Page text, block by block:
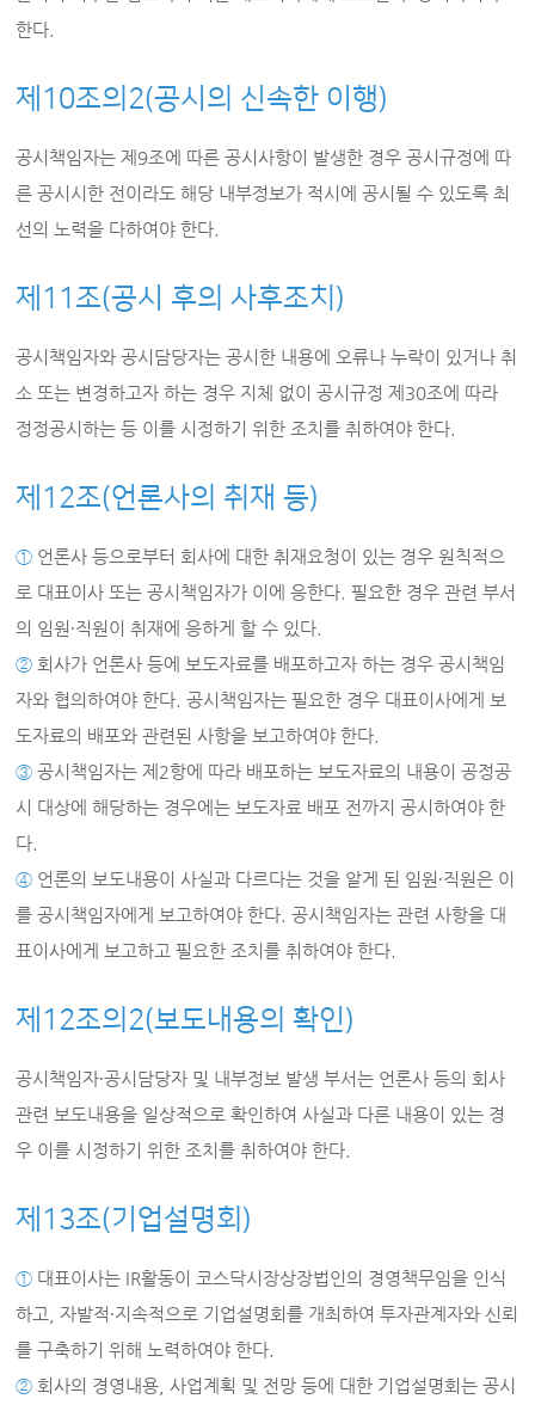
한다.
제10조의2(공시의 신속한 이행)
공시책임자는 제9조에 따른 공시사항이 발생한 경우 공시규정에 따
른 공시시한 전이라도 해당 내부정보가 적시에 공시될 수 있도록 최
선의 노력을 다하여야 한다.
제11조(공시 후의 사후조치)
공시책임자와 공시담당자는 공시한 내용에 오류나 누락이 있거나 취
소 또는 변경하고자 하는 경우 지체 없이 공시규정 제30조에 따라
정정공시하는 등 이를 시정하기 위한 조치를 취하여야 한다.
제12조(언론사의 취재 등)
① 언론사 등으로부터 회사에 대한 취재요청이 있는 경우 원칙적으
로 대표이사 또는 공시책임자가 이에 응한다. 필요한 경우 관련 부서
의 임원∙직원이 취재에 응하게 할 수 있다.
② 회사가 언론사 등에 보도자료를 배포하고자 하는 경우 공시책임
자와 협의하여야 한다. 공시책임자는 필요한 경우 대표이사에게 보
도자료의 배포와 관련된 사항을 보고하여야 한다.
③ 공시책임자는 제2항에 따라 배포하는 보도자료의 내용이 공정공
시 대상에 해당하는 경우에는 보도자료 배포 전까지 공시하여야 한
다.
④ 언론의 보도내용이 사실과 다르다는 것을 알게 된 임원∙직원은 이
를 공시책임자에게 보고하여야 한다. 공시책임자는 관련 사항을 대
표이사에게 보고하고 필요한 조치를 취하여야 한다.
제12조의2(보도내용의 확인)
공시책임자∙공시담당자 및 내부정보 발생 부서는 언론사 등의 회사
관련 보도내용을 일상적으로 확인하여 사실과 다른 내용이 있는 경
우 이를 시정하기 위한 조치를 취하여야 한다.
제13조(기업설명회)
① 대표이사는 IR활동이 코스닥시장상장법인의 경영책무임을 인식
하고, 자발적∙지속적으로 기업설명회를 개최하여 투자관계자와 신뢰
를 구축하기 위해 노력하여야 한다.
② 회사의 경영내용, 사업계획 및 전망 등에 대한 기업설명회는 공시